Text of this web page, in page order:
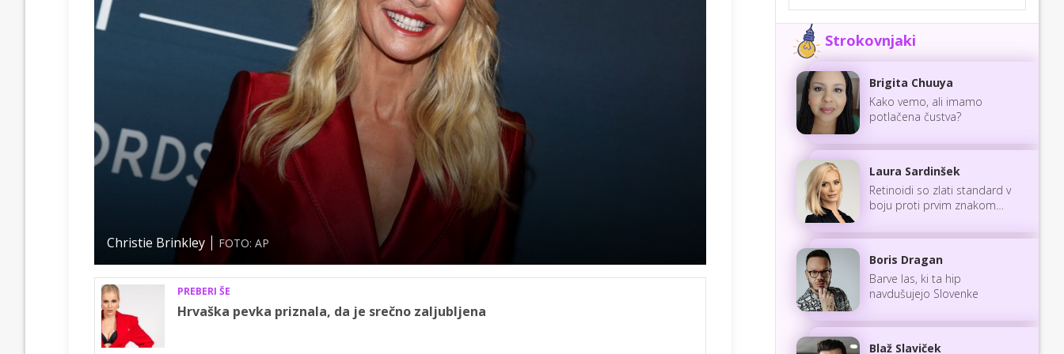
Christie Brinkley FOTO: AP
PREBERI ŠE
Hrvaška pevka priznala, da je srečno zaljubljena
Strokovnjaki
Brigita Chuuya
Kako vemo, ali imamo
potlačena čustva?
Laura Sardinšek
Retinoidi so zlati standard v
boju proti prvim znakom
Boris Dragan
Barve las, ki ta hip
navdušujejo Slovenke
Blaž Slaviček